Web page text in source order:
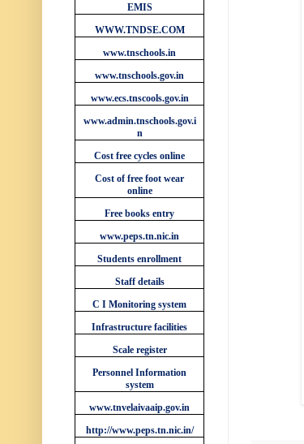
EMIS
WWW.TNDSE.COM
www.tnschools.in
www.tnschools.gov.in
www.ecs.tnscools.gov.in
www.admin.tnschools.gov.i
n
Cost free cycles online
Cost of free foot wear
online
Free books entry
www.peps.tn.nic.in
Students enrollment
Staff details
C I Monitoring system
Infrastructure facilities
Scale register
Personnel Information
system
www.tnvelaivaaip.gov.in
http://www.peps.tn.nic.in/